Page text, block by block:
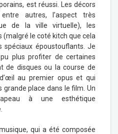
est réussi. Les décors
autres, l’aspect très
de la ville virtuelle), les
le coté kitch que cela
époustouflants. Je
plus profiter de certaines
de disques ou la course de
au premier opus et qui
place dans le film. Un
à une esthétique
qui a été composée